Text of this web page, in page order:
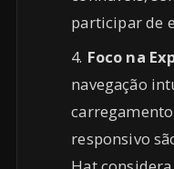
participar de
Foco na
navegação
responsivo